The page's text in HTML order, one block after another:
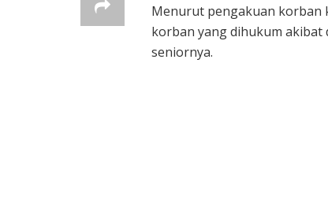
Menurut pengakuan korban
korban yang dihukum akibat
seniornya.